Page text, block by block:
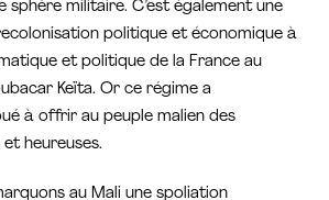
sphère militaire. C’est également une
politique et économique à
et politique de la France au
Keïta. Or ce régime a
à offrir au peuple malien des
heureuses.
au Mali une spoliation